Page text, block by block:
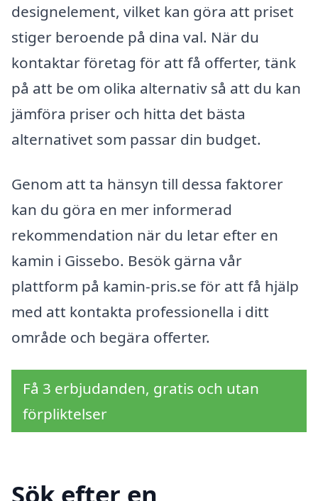
designelement, vilket kan göra att priset
stiger beroende på dina val. När du
kontaktar företag för att få offerter, tänk
på att be om olika alternativ så att du kan
jämföra priser och hitta det bästa
alternativet som passar din budget.
Genom att ta hänsyn till dessa faktorer
kan du göra en mer informerad
rekommendation när du letar efter en
kamin i Gissebo. Besök gärna vår
plattform på kamin-pris.se för att få hjälp
med att kontakta professionella i ditt
område och begära offerter.
Få 3 erbjudanden, gratis och utan
förpliktelser
Sök efter en